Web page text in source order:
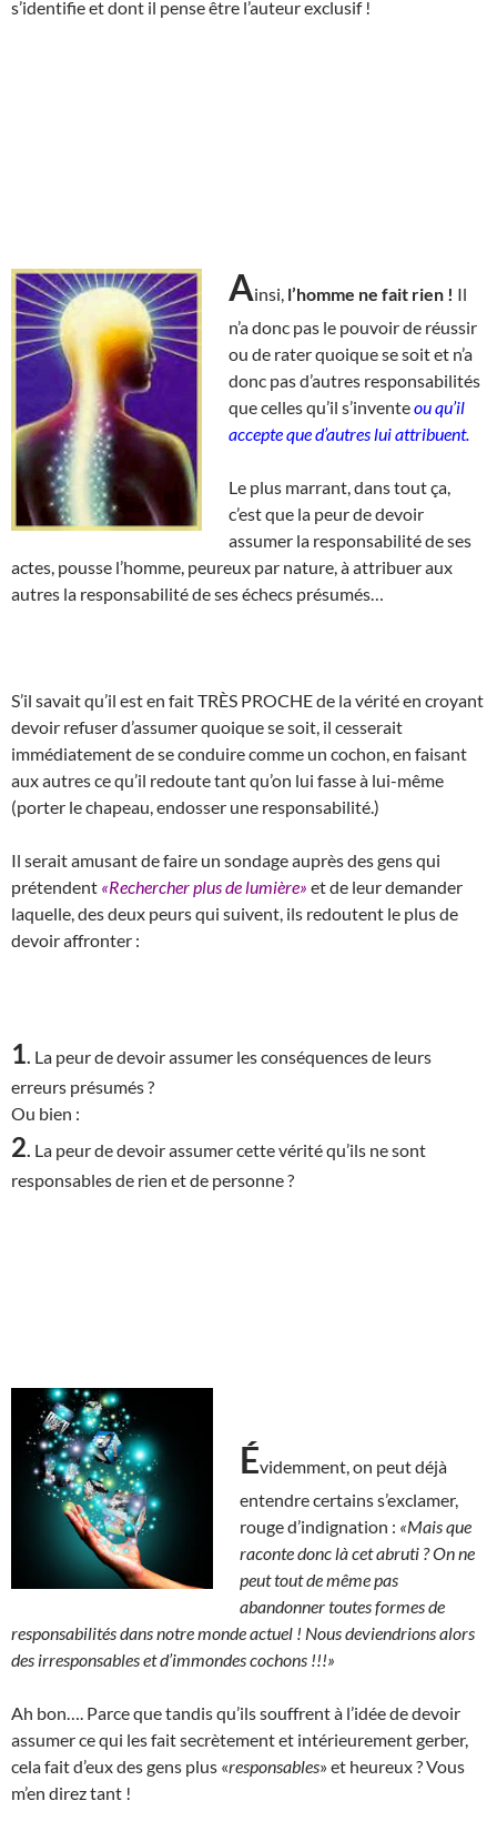
s’identifie et dont il pense être l’auteur exclusif !
Ainsi, l’homme ne fait rien ! Il
n’a donc pas le pouvoir de réussir
ou de rater quoique se soit et n’a
donc pas d’autres responsabilités
que celles qu’il s’inventeou qu’il
accepte que d’autres lui attribuent.
Le plus marrant, dans tout ça,
c’est que la peur de devoir
assumer la responsabilité de ses
actes, pousse l’homme, peureux par nature, à attribuer aux
autres la responsabilité de ses échecs présumés…
S’il savait qu’il est en fait TRÈS PROCHE de la vérité en croyant
devoir refuser d’assumer quoique se soit, il cesserait
immédiatement de se conduire comme un cochon, en faisant
aux autres ce qu’il redoute tant qu’on lui fasse à lui-même
(porter le chapeau, endosser une responsabilité.)
Il serait amusant de faire un sondage auprès des gens qui
prétendent «Rechercher plus de lumière» et de leur demander
laquelle, des deux peurs qui suivent, ils redoutent le plus de
devoir affronter :
1 La peur de devoir assumer les conséquences de leurs
erreurs présumés ?
Ou bien :
2 La peur de devoir assumer cette vérité qu’ils ne sont
responsables de rien et de personne ?
Évidemment, on peut déjà
entendre certains s’exclamer,
rouge d’indignation : «Mais que
raconte donc là cet abruti ?On ne
peut tout de même pas
abandonner toutes formes de
responsabilités dans notre monde actuel ! Nous deviendrions alors
des irresponsables et d’immondes cochons !!!»
Ah bon…. Parce que tandis qu’ils souffrent à l’idée de devoir
assumer ce qui les fait secrètement et intérieurement gerber,
cela fait d’eux des gens plus «responsables» et heureux ? Vous
m’en direz tant !